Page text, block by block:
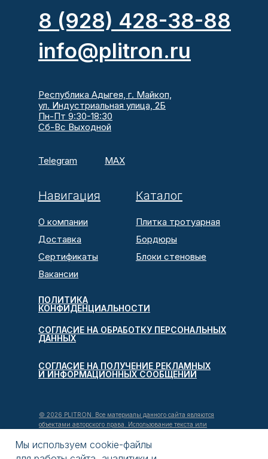
Мы используем cookie-файлы
8 (928) 428-38-88
info@plitron.ru
Навигация Каталог
© 2026 PLITRON. Все материалы данного сайта являются
объектами авторского права. Использование текста или
Информация и цены на сайтеplitron.ru
Республика Адыгея, г. Майкоп,
ул. Индустриальная улица, 2Б
Пн-Пт 9:30-18:30
Сб-Вс Выходной
Telegram
ПОЛИТИКА
КОНФИДЕНЦИАЛЬНОСТИ
СОГЛАСИЕ НА ОБРАБОТКУ ПЕРСОНАЛЬНЫХ
ДАННЫХ
СОГЛАСИЕ НА ПОЛУЧЕНИЕ РЕКЛАМНЫХ
И ИНФОРМАЦИОННЫХ СООБЩЕНИЙ
MAX
О компании
Плитка тротуарная
Бордюры
Блоки стеновые
Доставка
Сертификаты
Вакансии